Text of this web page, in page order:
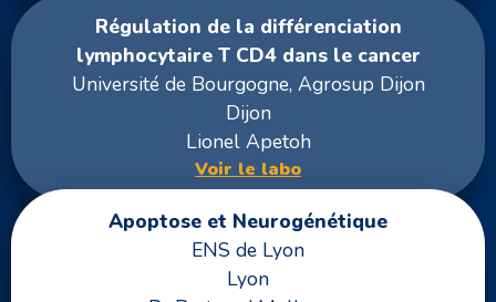
Régulation de la différenciation
lymphocytaire T CD4 dans le cancer
Université de Bourgogne, Agrosup Dijon
Dijon
Lionel Apetoh
Voir le labo
Apoptose et Neurogénétique
ENS de Lyon
Lyon